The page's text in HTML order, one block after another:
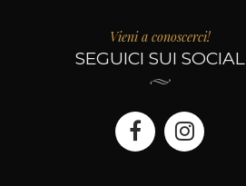
Vieni a conoscerci!
SEGUICI SUI SOCIAL